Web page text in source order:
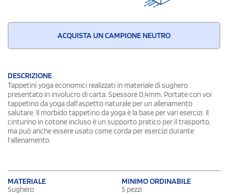
ACQUISTA UN CAMPIONE NEUTRO
DESCRIZIONE
Tappetini yoga economici realizzati in materiale di sughero
presentato in involucro di carta. Spessore 0,4mm. Portate con voi
tappetino da yoga dall'aspetto naturale per un allenamento
salutare. Il morbido tappetino da yoga è la base per vari esercizi. Il
cinturino in cotone incluso è un supporto pratico per il trasporto,
ma può anche essere usato come corda per esercizi durante
l'allenamento.
MATERIALE
Sughero
MINIMO ORDINABILE
5 pezzi